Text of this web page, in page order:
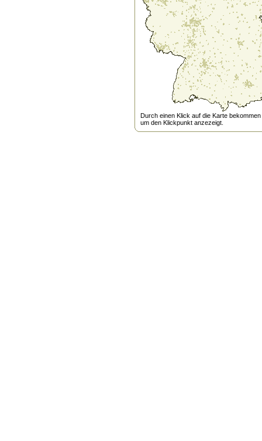
Durch einen Klick auf die Karte
um den Klickpunkt anzezeigt.